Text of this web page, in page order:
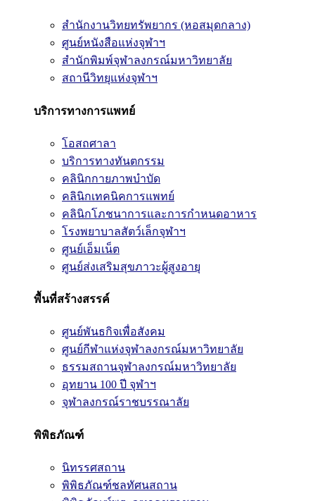
สำนักงานวิทยทรัพยากร (หอสมุดกลาง)
ศูนย์หนังสือแห่งจุฬาฯ
สำนักพิมพ์จุฬาลงกรณ์มหาวิทยาลัย
สถานีวิทยุแห่งจุฬาฯ
บริการทางการแพทย์
โอสถศาลา
บริการทางทันตกรรม
คลินิกกายภาพบำบัด
คลินิกเทคนิคการแพทย์
คลินิกโภชนาการและการกำหนดอาหาร
โรงพยาบาลสัตว์เล็กจุฬาฯ
ศูนย์เอ็มเน็ต
ศูนย์ส่งเสริมสุขภาวะผู้สูงอายุ
พื้นที่สร้างสรรค์
ศูนย์พันธกิจเพื่อสังคม
ศูนย์กีฬาแห่งจุฬาลงกรณ์มหาวิทยาลัย
ธรรมสถานจุฬาลงกรณ์มหาวิทยาลัย
อุทยาน 100 ปี จุฬาฯ
จุฬาลงกรณ์ราชบรรณาลัย
พิพิธภัณฑ์
นิทรรศสถาน
พิพิธภัณฑ์ชลทัศนสถาน